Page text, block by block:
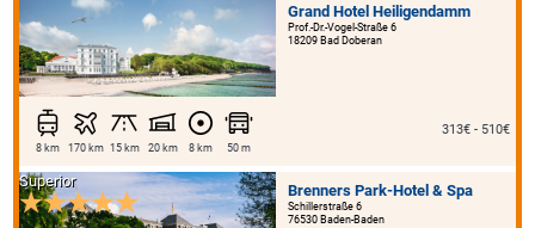
Grand Hotel Heiligendamm
Prof.-Dr.-Vogel-Straße 6
18209 Bad Doberan
8 km 170 km 15 km 20 km 8 km 50 m
313€ - 510€
Brenners Park-Hotel & Spa
Schillerstraße 6
76530 Baden-Baden
Superior